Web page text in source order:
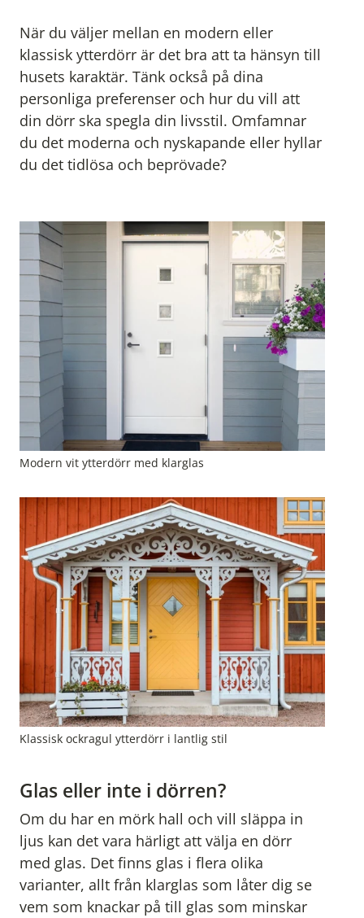
När du väljer mellan en modern eller
klassisk ytterdörr är det bra att ta hänsyn till
husets karaktär. Tänk också på dina
personliga preferenser och hur du vill att
din dörr ska spegla din livsstil. Omfamnar
du det moderna och nyskapande eller hyllar
du det tidlösa och beprövade?
Modern vit ytterdörr med klarglas
Klassisk ockragul ytterdörr i lantlig stil
Glas eller inte i dörren?
Om du har en mörk hall och vill släppa in
ljus kan det vara härligt att välja en dörr
med glas. Det finns glas i flera olika
varianter, allt från klarglas som låter dig se
vem som knackar på till glas som minskar